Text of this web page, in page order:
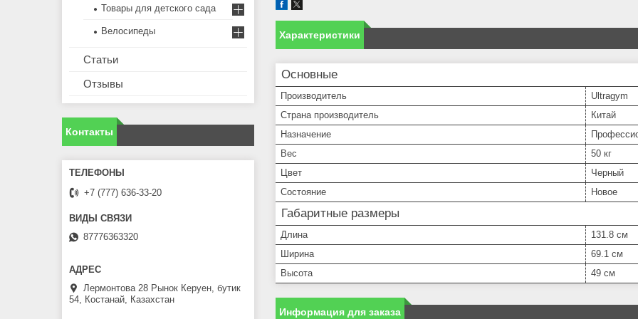
Характеристики
Основные
Производитель
Ultragym
Страна производитель
Китай
Назначение
Вес
50 кг
Цвет
Черный
Состояние
Новое
Габаритные размеры
Длина
131.8 см
Ширина
69.1 см
Высота
49 см
Информация для заказа
Товары для детского сада
Велосипеды
Статьи
Отзывы
Контакты
+7 (777) 636-33-20
87776363320
Лермонтова 28 Рынок Керуен, бутик
54, Костанай, Казахстан